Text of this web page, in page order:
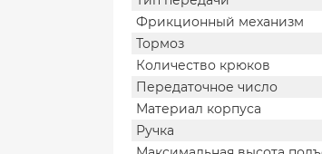
Фрикционный механизм
Тормоз
Количество крюков
Передаточное число
Материал корпуса
Ручка